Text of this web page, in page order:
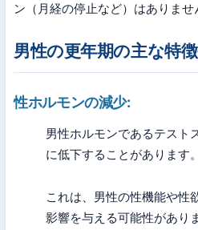
ン（月経の停止など）はありませ
男性の更年期の主な特徴
性ホルモンの減少:
男性ホルモンであるテスト
に低下することがあります。
これは、男性の性機能や性
影響を与える可能性があり